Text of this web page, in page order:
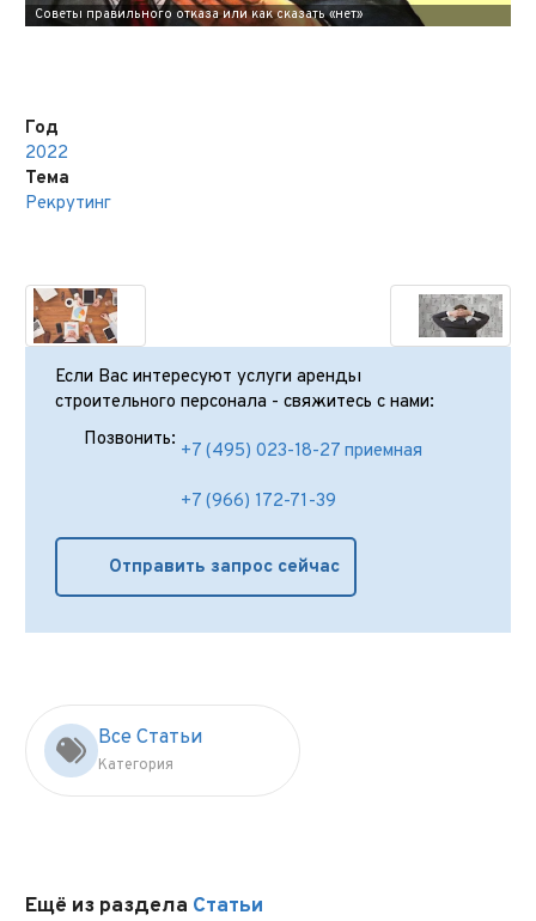
Год
2022
Тема
Рекрутинг
Если Вас интересуют услуги аренды
строительного персонала - свяжитесь с нами:
Позвонить:
+7 (495) 023-18-27 приемная
+7 (966) 172-71-39
Отправить запрос сейчас
Все Статьи
Категория
Ещё из раздела Статьи